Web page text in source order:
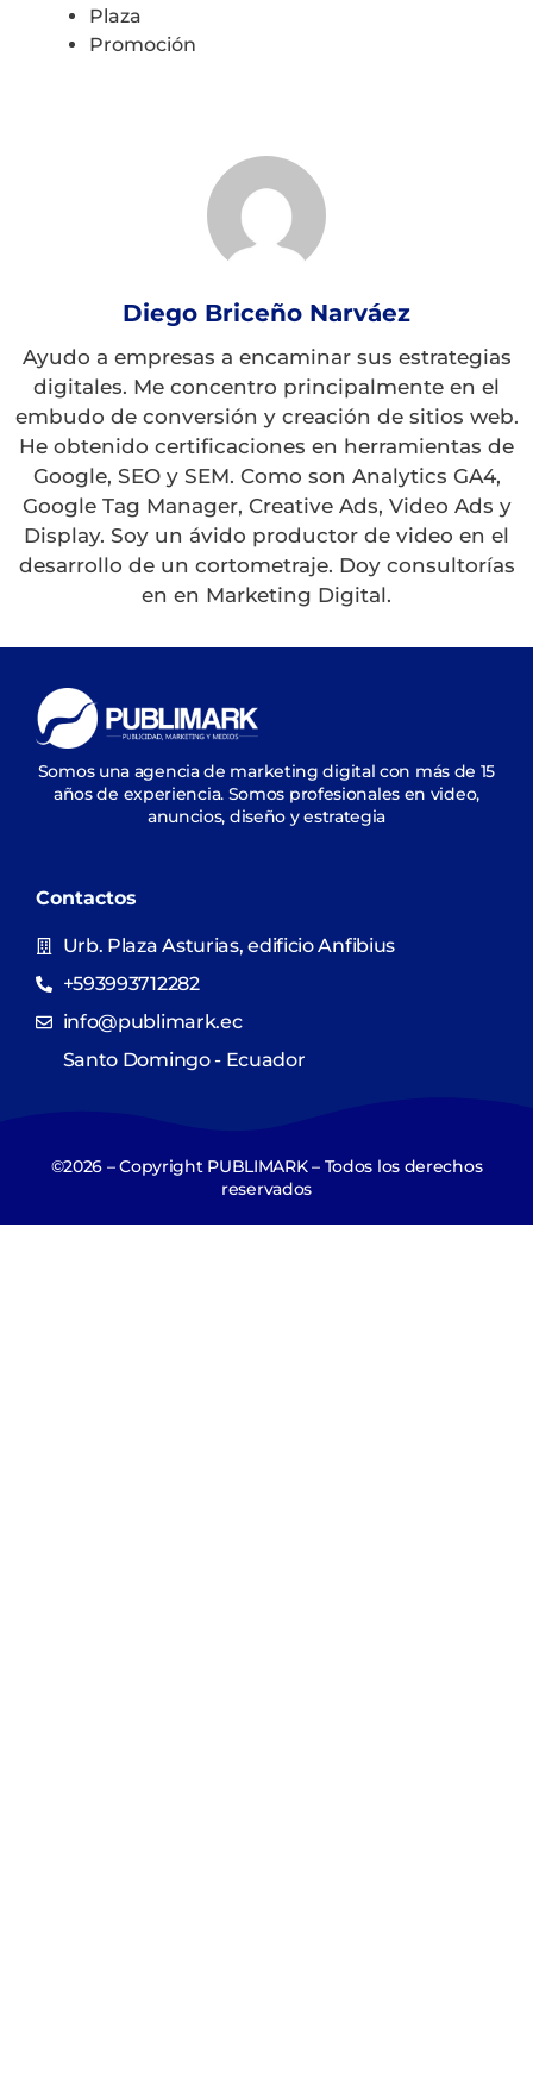
Plaza
Promoción
Diego Briceño Narváez
Ayudo a empresas a encaminar sus estrategias
digitales. Me concentro principalmente en el
embudo de conversión y creación de sitios web.
He obtenido certificaciones en herramientas de
Google, SEO y SEM. Como son Analytics GA4,
Google Tag Manager, Creative Ads, Video Ads y
Display. Soy un ávido productor de video en el
desarrollo de un cortometraje. Doy consultorías
en en Marketing Digital.
Somos una agencia de marketing digital con más de 15
años de experiencia. Somos profesionales en video,
anuncios, diseño y estrategia
Contactos
Urb. Plaza Asturias, edificio Anfibius
+593993712282
info@publimark.ec
Santo Domingo - Ecuador
©2026 – Copyright PUBLIMARK – Todos los derechos
reservados